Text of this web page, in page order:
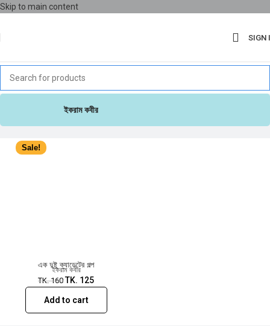
Skip to main content
SIGN
ইকরাম কবীর
Sale!
এক দুষ্টু ক্যাডেটের গল্প
ইকরাম কবীর
TK.160 TK. 125
Add to cart